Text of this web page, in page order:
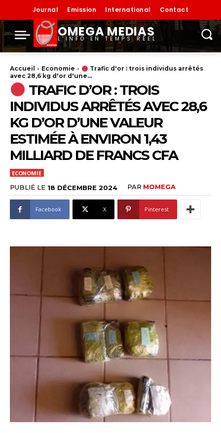
Journal Emission International Contact
OMEGA MEDIAS
L'INFO EN TEMPS RÉEL
Accueil Economie
Trafic d'or : trois individus arrêtés
avec 28,6 kg d'or d'une...
TRAFIC D’OR : TROIS
INDIVIDUS ARRÊTÉS AVEC 28,6
KG D’OR D’UNE VALEUR
ESTIMÉE À ENVIRON 1,43
MILLIARD DE FRANCS CFA
ECONOMIE
PUBLIÉ LE 18 DÉCEMBRE 2024 PAR MOMEGA
Facebook X Pinterest